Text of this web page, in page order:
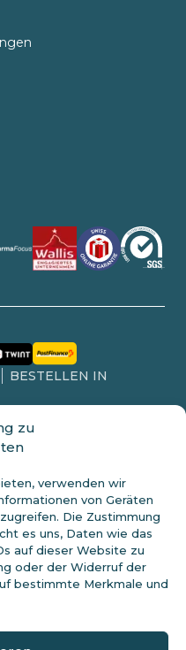
zu
verwenden wir
von Geräten
Die Zustimmung
es uns, Daten wie das
auf dieser Website zu
oder der Widerruf der
bestimmte Merkmale und
BESTELLEN IN
unter 18 Jahren verkauft.
FDA bewertet und sind
zu diagnostizieren, zu
Sie sich immer bei Ihrem
Cannabidiol (CBD) ist ein
Dieses Produkt sollte nur
werden. Vor der
Konsultieren Sie vor der
schweren